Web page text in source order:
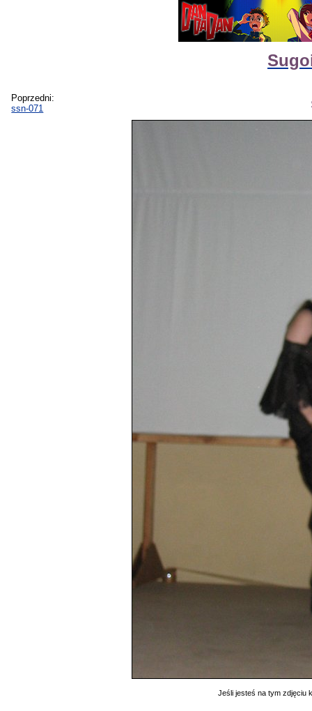
Poprzedni:
ssn-071
Jeśli jesteś na tym zdjęciu